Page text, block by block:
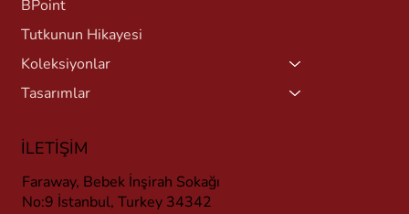
BPoint
Tutkunun Hikayesi
Koleksiyonlar
Tasarımlar
İLETİŞİM
Faraway, Bebek İnşirah Sokağı
No:9 İstanbul, Turkey 34342